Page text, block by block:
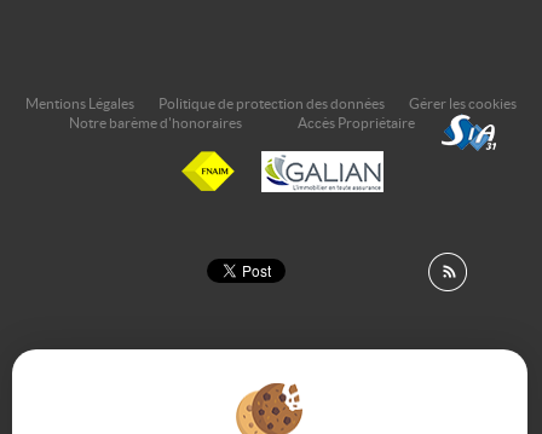
Mentions Légales Politique de protection des données
Gérer les cookies
Notre barème d'honoraires
Accès Propriétaire